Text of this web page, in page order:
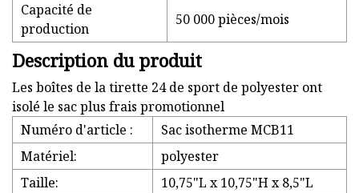
Capacité de
production
50 000 pièces/mois
Description du produit
Les boîtes de la tirette 24 de sport de polyester ont
isolé le sac plus frais promotionnel
Numéro d'article :
Sac isotherme MCB11
Matériel:
polyester
Taille:
10,75"L x 10,75"H x 8,5"L